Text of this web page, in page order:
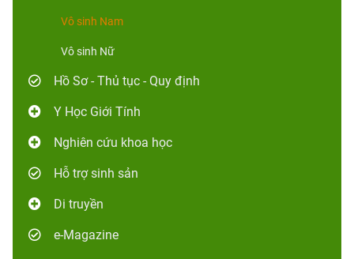
Vô sinh Nam
Vô sinh Nữ
Hồ Sơ - Thủ tục - Quy định
Y Học Giới Tính
Nghiên cứu khoa học
Hỗ trợ sinh sản
Di truyền
e-Magazine